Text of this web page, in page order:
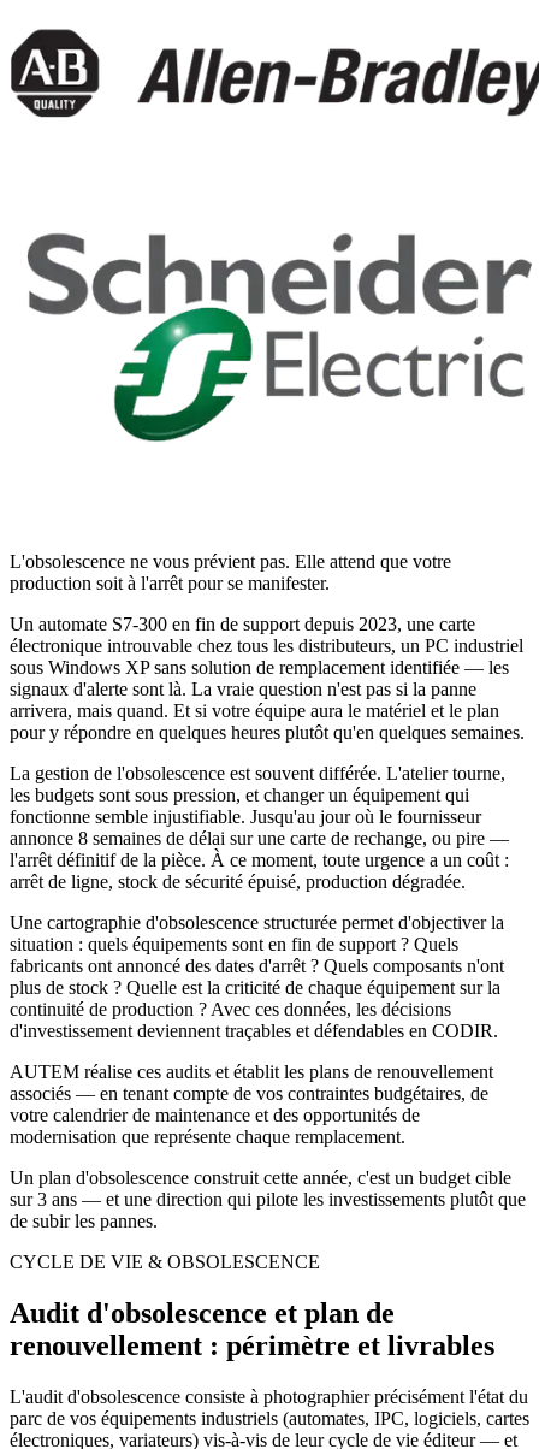
L'obsolescence ne vous prévient pas. Elle attend que votre
production soit à l'arrêt pour se manifester.
Un automate S7-300 en fin de support depuis 2023, une carte
électronique introuvable chez tous les distributeurs, un PC industriel
sous Windows XP sans solution de remplacement identifiée — les
signaux d'alerte sont là. La vraie question n'est pas si la panne
arrivera, mais quand. Et si votre équipe aura le matériel et le plan
pour y répondre en quelques heures plutôt qu'en quelques semaines.
La gestion de l'obsolescence est souvent différée. L'atelier tourne,
les budgets sont sous pression, et changer un équipement qui
fonctionne semble injustifiable. Jusqu'au jour où le fournisseur
annonce 8 semaines de délai sur une carte de rechange, ou pire —
l'arrêt définitif de la pièce. À ce moment, toute urgence a un coût :
arrêt de ligne, stock de sécurité épuisé, production dégradée.
Une cartographie d'obsolescence structurée permet d'objectiver la
situation : quels équipements sont en fin de support ? Quels
fabricants ont annoncé des dates d'arrêt ? Quels composants n'ont
plus de stock ? Quelle est la criticité de chaque équipement sur la
continuité de production ? Avec ces données, les décisions
d'investissement deviennent traçables et défendables en CODIR.
AUTEM réalise ces audits et établit les plans de renouvellement
associés — en tenant compte de vos contraintes budgétaires, de
votre calendrier de maintenance et des opportunités de
modernisation que représente chaque remplacement.
Un plan d'obsolescence construit cette année, c'est un budget cible
sur 3 ans — et une direction qui pilote les investissements plutôt que
de subir les pannes.
CYCLE DE VIE & OBSOLESCENCE
Audit d'obsolescence et plan de
renouvellement : périmètre et livrables
L'audit d'obsolescence consiste à photographier précisément l'état du
parc de vos équipements industriels (automates, IPC, logiciels, cartes
électroniques, variateurs) vis-à-vis de leur cycle de vie éditeur — et